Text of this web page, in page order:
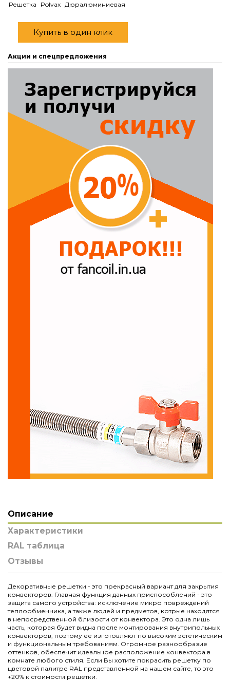
Решетка Polvax Дюралюминиевая
Купить в один клик
Акции и спецпредложения
Описание
Характеристики
RAL таблица
Отзывы
Декоративные решетки - это прекрасный вариант для закрытия
конвекторов. Главная функция данных приспособлений - это
защита самого устройства: исключение микро повреждений
теплообменника, а также людей и предметов, котрые находятся
в непосредственной близости от конвектора. Это одна лишь
часть, которая будет видна после монтирования внутрипольных
конвекторов, поэтому ее изготовляют по высоким эстетическим
и функциональным требованиям. Огромное разнообразие
оттенков, обеспечит идеальное расположение конвектора в
комнате любого стиля. Если Вы хотите покрасить решетку по
цветовой палитре RAL представленной на нашем сайте, то это
+20% к стоимости решетки.